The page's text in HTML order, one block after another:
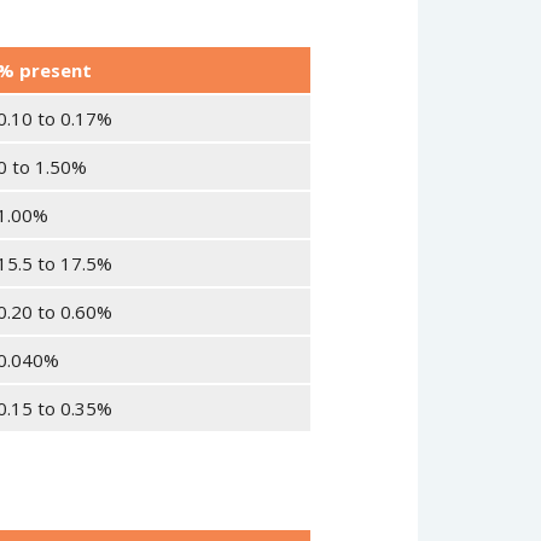
present
to 0.17%
to 1.50%
to 17.5%
to 0.60%
to 0.35%